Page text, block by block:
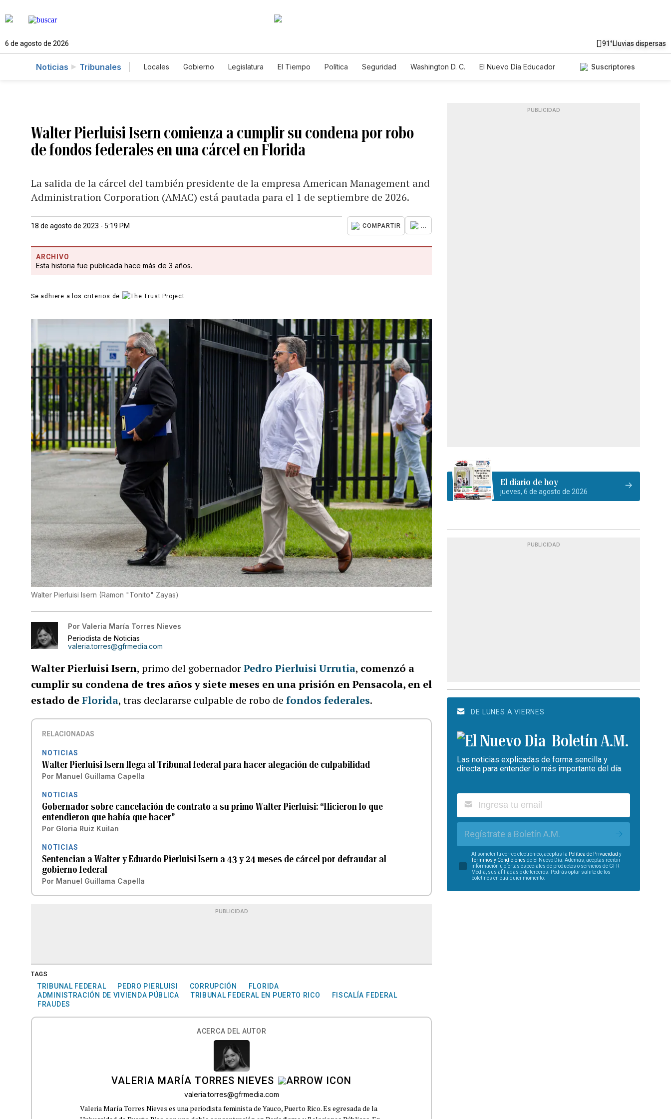
6 de agosto de 2026 91°Lluvias dispersas
Noticias Tribunales Locales Gobierno Legislatura El Tiempo Política Seguridad Washington D. C.
El Nuevo Día Educador
Suscriptores
Walter Pierluisi Isern comienza a cumplir su condena por robo
de fondos federales en una cárcel en Florida
La salida de la cárcel del también presidente de la empresa American Management and
Administration Corporation (AMAC) está pautada para el 1 de septiembre de 2026.
18 de agosto de 2023 - 5:19 PM COMPARTIR ...
ARCHIVO
Esta historia fue publicada hace más de 3 años.
Se adhiere a los criterios de
Walter Pierluisi Isern (Ramon "Tonito" Zayas)
Por Valeria María Torres Nieves
Periodista de Noticias
valeria.torres@gfrmedia.com
Walter Pierluisi Isern, primo del gobernadorPedro Pierluisi Urrutia, comenzó a
cumplir su condena de tres años y siete meses en una prisión en Pensacola, en el
estado deFlorida, tras declararse culpable de robo defondos federales.
RELACIONADAS
NOTICIAS
Walter Pierluisi Isern llega al Tribunal federal para hacer alegación de culpabilidad
Por Manuel Guillama Capella
NOTICIAS
Gobernador sobre cancelación de contrato a su primo Walter Pierluisi: “Hicieron lo que
entendieron que había que hacer”
Por Gloria Ruiz Kuilan
NOTICIAS
Sentencian a Walter y Eduardo Pierluisi Isern a 43 y 24 meses de cárcel por defraudar al
gobierno federal
Por Manuel Guillama Capella
PUBLICIDAD
TAGS
TRIBUNAL FEDERAL PEDRO PIERLUISI CORRUPCIÓN
FLORIDA
ADMINISTRACIÓN DE VIVIENDA PÚBLICA
TRIBUNAL FEDERAL EN PUERTO RICO
FISCALÍA FEDERAL
FRAUDES
ACERCA DEL AUTOR
VALERIA MARÍA TORRES NIEVES
valeria.torres@gfrmedia.com
Valeria María Torres Nieves es una periodista feminista de Yauco, Puerto Rico. Es egresada de la
PUBLICIDAD
El diario de hoy
jueves, 6 de agosto de 2026
PUBLICIDAD
DE LUNES A VIERNES
Boletín A.M.
Las noticias explicadas de forma sencilla y
directa para entender lo más importante del día.
Regístrate a Boletín A.M.
Al someter tu correo electrónico, aceptas la Política de Privacidad y
Términos y Condiciones de El Nuevo Día. Además, aceptas recibir
información u ofertas especiales de productos o servicios de GFR
Media, sus afiliadas o de terceros. Podrás optar salirte de los
boletines en cualquier momento.